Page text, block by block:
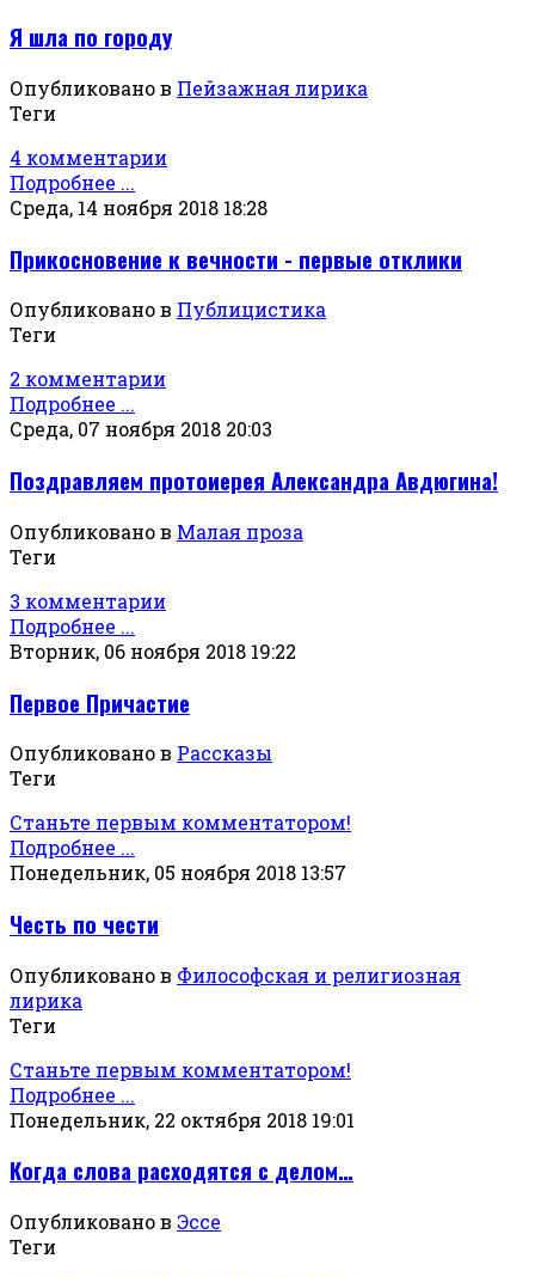
Я шла по городу
Опубликовано в Пейзажная лирика
Теги
4 комментарии
Подробнее ...
Среда, 14 ноября 2018 18:28
Прикосновение к вечности - первые отклики
Опубликовано в Публицистика
Теги
2 комментарии
Подробнее ...
Среда, 07 ноября 2018 20:03
Поздравляем протоиерея Александра Авдюгина!
Опубликовано в Малая проза
Теги
3 комментарии
Подробнее ...
Вторник, 06 ноября 2018 19:22
Первое Причастие
Опубликовано в Рассказы
Теги
Станьте первым комментатором!
Подробнее ...
Понедельник, 05 ноября 2018 13:57
Честь по чести
Опубликовано в Философская и религиозная
лирика
Теги
Станьте первым комментатором!
Подробнее ...
Понедельник, 22 октября 2018 19:01
Когда слова расходятся с делом…
Опубликовано в Эссе
Теги